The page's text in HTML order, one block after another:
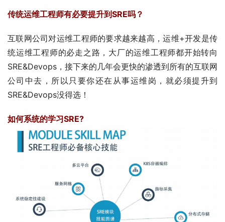
传统运维工程师有必要提升到SRE吗？
互联网公司对运维工程师的要求越来越高，运维+开发是传
统运维工程师的必走之路，大厂的运维工程师都开始转向
SRE&Devops，接下来的几年会更快的渗透到所有的互联网
公司中去，所以只要你还在从事运维岗，就必须提升到
SRE&Devops没得选！
如何系统的学习SRE?